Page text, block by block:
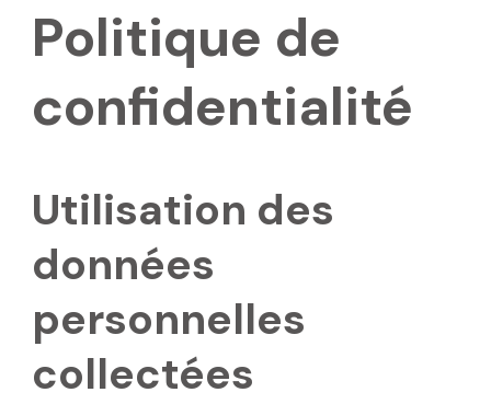
Politique de
confidentialité
Utilisation des
données
personnelles
collectées